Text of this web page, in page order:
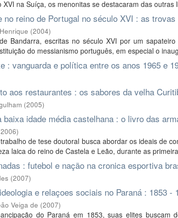
XVI na Suíça, os menonitas se destacaram das outras
no reino de Portugal no século XVI : as
(2004)
Bandarra, escritas no século XVI por um
do messianismo português, em especial o
: vanguarda e política entre os anos 1965 e
aos restaurantes : os sabores da velha
(2005)
baixa idade média castelhana : o livro das
2006)
de tese doutoral busca abordar os ideais de
laica do reino de Castela e Leão, durante as
: futebol e nação na cronica esportiva
(2007)
e relaçoes sociais no Paraná : 1853 -
Veiga de (2007)
do Paraná em 1853, suas elites buscam